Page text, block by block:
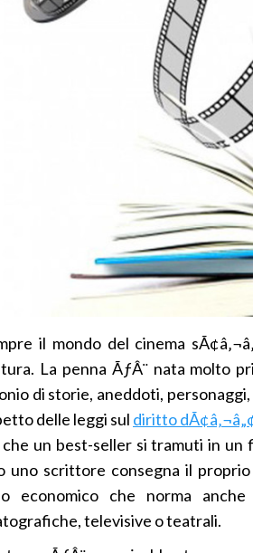
il mondo del cinema
La penna ÃƒÂ¨ nata molto
di storie, aneddoti,
delle leggi sul diritto
un best-seller si tramuti in un
uno scrittore consegna il
economico che norma
televisive o teatrali.